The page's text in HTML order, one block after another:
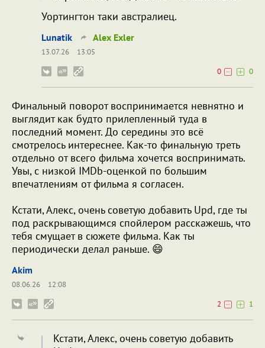
Уортингтон таки австралиец.
Lunatik Alex Exler
13.07.26
13:05
0
0
Финальный поворот воспринимается невнятно и
выглядит как будто прилепленный туда в
последний момент. До середины это всё
смотрелось интереснее. Как-то финальную треть
отдельно от всего фильма хочется воспринимать.
Увы, с низкой IMDb-оценкой по большим
впечатлениям от фильма я согласен.
Кстати, Алекс, очень советую добавить Upd, где ты
под раскрывающимся спойлером расскажешь, что
тебя смущает в сюжете фильма. Как ты
периодически делал раньше. 😄
Akim
08.06.26
12:08
2
1
Кстати, Алекс, очень советую добавить